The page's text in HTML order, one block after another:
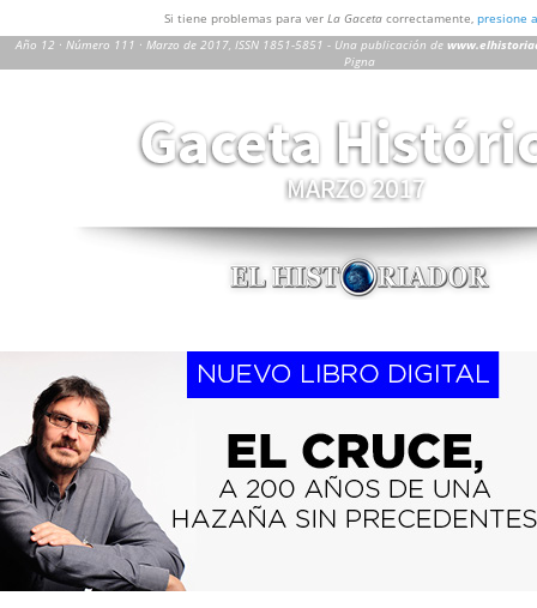
Si tiene problemas para ver La Gaceta correctamente, presione
Año 12 · Número 111 · Marzo de 2017, ISSN 1851-5851 - Una publicación de
Pigna